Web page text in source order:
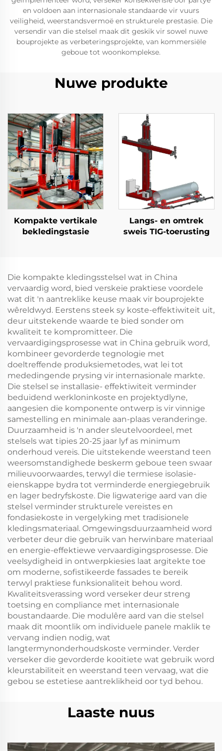
en voldoen aan internasionale standaarde vir vuurs
veiligheid, weerstandsvermoë en strukturele prestasie. Die
versendir van die stelsel maak dit geskik vir sowel nuwe
bouprojekte as verbeteringsprojekte, van kommersiële
geboue tot woonkomplekse.
Nuwe produkte
Kompakte vertikale
bekledingstasie
Langs- en omtrek
sweis TIG-toerusting
Die kompakte kledingsstelsel wat in China
vervaardig word, bied verskeie praktiese voordele
wat dit 'n aantreklike keuse maak vir bouprojekte
wêreldwyd. Eerstens steek sy koste-effektiwiteit uit,
deur uitstekende waarde te bied sonder om
kwaliteit te kompromitteer. Die
vervaardigingsprosesse wat in China gebruik word,
kombineer gevorderde tegnologie met
doeltreffende produksiemetodes, wat lei tot
mededingende prysing vir internasionale markte.
Die stelsel se installasie- effektiwiteit verminder
beduidend werkloninkoste en projektydlyne,
aangesien die komponente ontwerp is vir vinnige
samestelling en minimale aan-plaas veranderinge.
Duurzaamheid is 'n ander sleutelvoordeel, met
stelsels wat tipies 20-25 jaar lyf as minimum
onderhoud vereis. Die uitstekende weerstand teen
weersomstandighede beskerm geboue teen swaar
milieuvoorwaardes, terwyl die termiese isolasie-
eienskappe bydra tot verminderde energiegebruik
en lager bedryfskoste. Die ligwaterige aard van die
stelsel verminder strukturele vereistes en
fondasiekoste in vergelyking met tradisionele
kledingsmateriaal. Omgewingsduurzaamheid word
verbeter deur die gebruik van herwinbare materiaal
en energie-effektiewe vervaardigingsprosesse. Die
veelsydigheid in ontwerpkiesies laat argitekte toe
om moderne, sofistikeerde fassades te bereik
terwyl praktiese funksionaliteit behou word.
Kwaliteitsverassing word verseker deur streng
toetsing en compliance met internasionale
boustandaarde. Die modulêre aard van die stelsel
maak dit moontlik om individuele panele maklik te
vervang indien nodig, wat
langtermynonderhoudskoste verminder. Verder
verseker die gevorderde kooitiete wat gebruik word
kleurstabiliteit en weerstand teen vervaag, wat die
gebou se estetiese aantreklikheid oor tyd behou.
Laaste nuus